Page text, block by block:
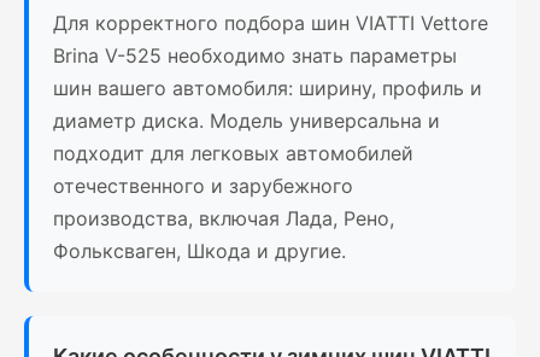
Для корректного подбора шин VIATTI Vettore
Brina V-525 необходимо знать параметры
шин вашего автомобиля: ширину, профиль и
диаметр диска. Модель универсальна и
подходит для легковых автомобилей
отечественного и зарубежного
производства, включая Лада, Рено,
Фольксваген, Шкода и другие.